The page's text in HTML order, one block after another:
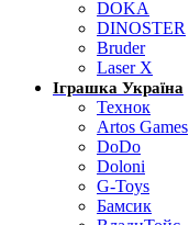
DOKA
DINOSTER
Bruder
Laser X
Іграшка Україна
Технок
Artos Games
DoDo
Doloni
G-Toys
Бамсик